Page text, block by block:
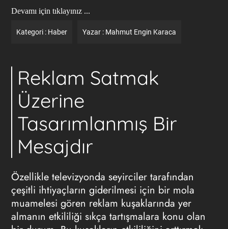
Devamı için tıklayınız ...
Kategori : Haber Yazar : Mahmut Engin Karaca
Reklam Satmak
Üzerine
Tasarımlanmış Bir
Mesajdır
Özellikle televizyonda seyirciler tarafından
çeşitli ihtiyaçların giderilmesi için bir mola
muamelesi gören reklam kuşaklarında yer
almanın etkililiği sıkça tartışmalara konu olan